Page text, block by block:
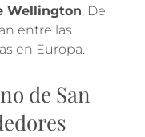
Wellington. De
entre las
en Europa.
de San